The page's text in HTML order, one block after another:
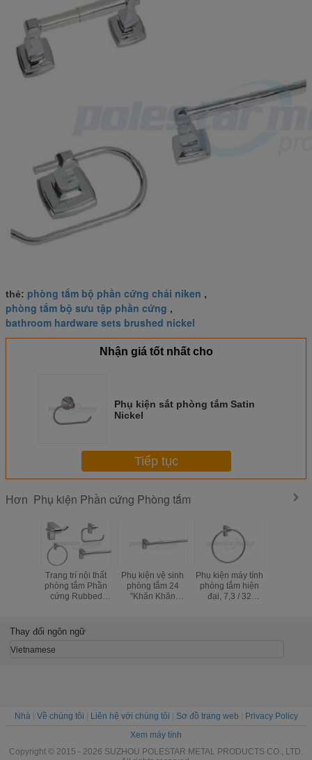
thẻ: phòng tắm bộ phần cứng chải niken ,
phòng tắm bộ sưu tập phần cứng ,
bathroom hardware sets brushed nickel
Nhận giá tốt nhất cho
Phụ kiện sắt phòng tắm Satin
Nickel
Tiếp tục
Hơn Phụ kiện Phần cứng Phòng tắm
Trang trí nội thất
phòng tắm Phần
cứng Rubbed
cứng Bộ Nickel
Brushed
Phụ kiện vệ sinh
phòng tắm 24
"Khăn Khăn
Phụ kiện máy tính
phòng tắm hiện
đại, 7,3 / 32
Thay đổi ngôn ngữ
Vietnamese
Nhà| Về chúng tôi Liên hệ với chúng tôi Sơ đồ trang web
Privacy Policy
Xem máy tính
Copyright © 2015 - 2026 SUZHOU POLESTAR METAL PRODUCTS CO., LTD.